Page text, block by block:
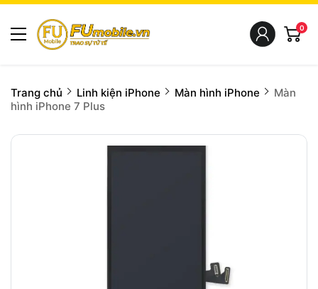
0
Trang chủ Linh kiện iPhone Màn hình iPhone
Màn
hình iPhone 7 Plus